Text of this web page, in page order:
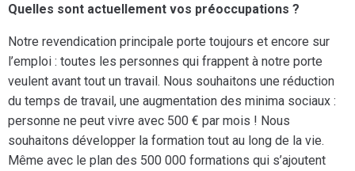
Quelles sont actuellement vos préoccupations ?
Notre revendication principale porte toujours et encore sur
l’emploi : toutes les personnes qui frappent à notre porte
veulent avant tout un travail. Nous souhaitons une réduction
du temps de travail, une augmentation des minima sociaux :
personne ne peut vivre avec 500 € par mois ! Nous
souhaitons développer la formation tout au long de la vie.
Même avec le plan des 500 000 formations qui s’ajoutent